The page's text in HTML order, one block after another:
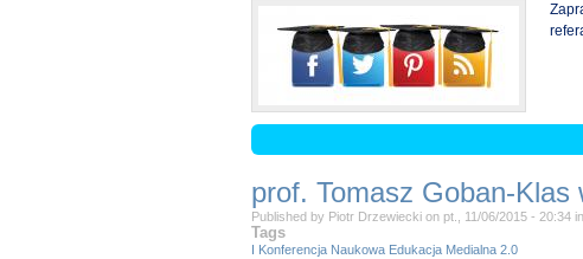
prof. Tomasz Goban-Klas
Published by Piotr Drzewiecki on pt., 11/06/2015 - 20:34 in
Tags
I Konferencja Naukowa Edukacja Medialna 2.0